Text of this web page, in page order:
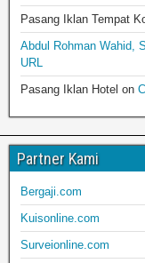
Pasang Iklan Tempat
Abdul Rohman Wahid,
URL
Pasang Iklan Hotel on
Partner Kami
Bergaji.com
Kuisonline.com
Surveionline.com